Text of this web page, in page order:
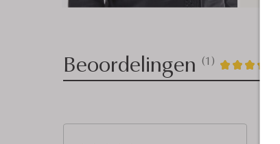
Beoordelingen (1) 1
5